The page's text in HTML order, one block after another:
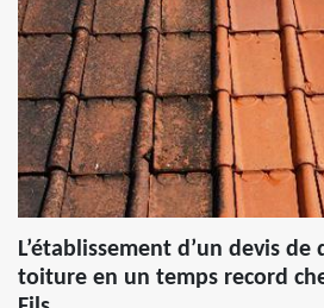
L’établissement d’un devis de
toiture en un temps record